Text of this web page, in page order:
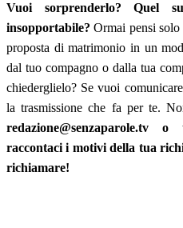
Vuoi sorprenderlo? Quel
insopportabile? Ormai pensi
proposta di matrimonio in un
dal tuo compagno o dalla tua
chiederglielo? Se vuoi
la trasmissione che fa per te.
redazione@senzaparole.tv
raccontaci i motivi della tua
richiamare!